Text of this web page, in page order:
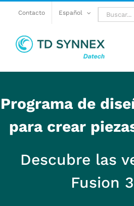
Contacto Español Buscar:
Programa de
para crear
Descubre las
Fusion